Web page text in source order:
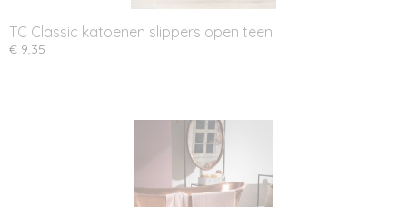
TC Classic katoenen slippers open teen
€ 9,35